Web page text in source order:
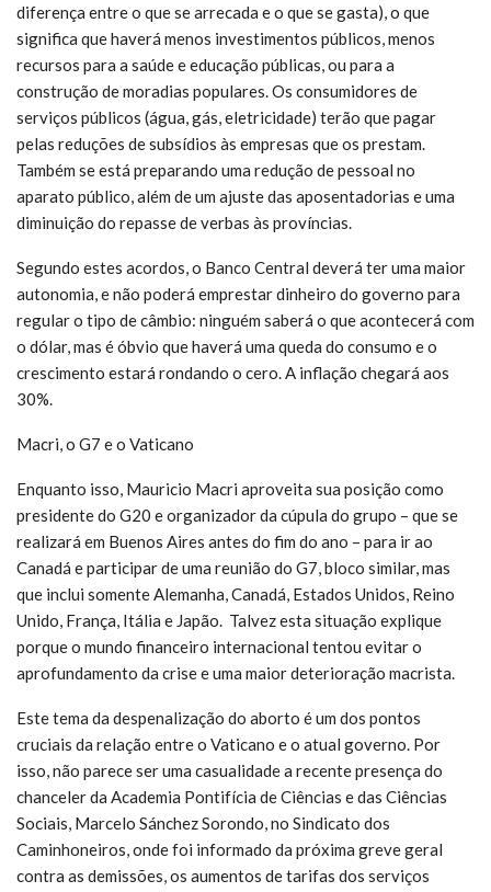
diferença entre o que se arrecada e o que se gasta), o que
significa que haverá menos investimentos públicos, menos
recursos para a saúde e educação públicas, ou para a
construção de moradias populares. Os consumidores de
serviços públicos (água, gás, eletricidade) terão que pagar
pelas reduções de subsídios às empresas que os prestam.
Também se está preparando uma redução de pessoal no
aparato público, além de um ajuste das aposentadorias e uma
diminuição do repasse de verbas às províncias.
Segundo estes acordos, o Banco Central deverá ter uma maior
autonomia, e não poderá emprestar dinheiro do governo para
regular o tipo de câmbio: ninguém saberá o que acontecerá com
o dólar, mas é óbvio que haverá uma queda do consumo e o
crescimento estará rondando o cero. A inflação chegará aos
30%.
Macri, o G7 e o Vaticano
Enquanto isso, Mauricio Macri aproveita sua posição como
presidente do G20 e organizador da cúpula do grupo – que se
realizará em Buenos Aires antes do fim do ano – para ir ao
Canadá e participar de uma reunião do G7, bloco similar, mas
que inclui somente Alemanha, Canadá, Estados Unidos, Reino
Unido, França, Itália e Japão. Talvez esta situação explique
porque o mundo financeiro internacional tentou evitar o
aprofundamento da crise e uma maior deterioração macrista.
Este tema da despenalização do aborto é um dos pontos
cruciais da relação entre o Vaticano e o atual governo. Por
isso, não parece ser uma casualidade a recente presença do
chanceler da Academia Pontifícia de Ciências e das Ciências
Sociais, Marcelo Sánchez Sorondo, no Sindicato dos
Caminhoneiros, onde foi informado da próxima greve geral
contra as demissões, os aumentos de tarifas dos serviços